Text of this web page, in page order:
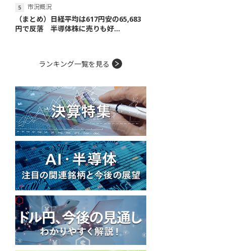
市況概況
（まとめ）日経平均は617円安の65,683
円で反落 半導体株に売りも好...
ランキング一覧を見る